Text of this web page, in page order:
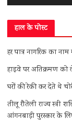
हाल के पोस्ट
हर पात्र नागरिक का
हाइवे पर अतिक्रमण
घरों की रेकी कर देते थे
तीलू रौतेली राज्य स्त्री
आंगनबाड़ी पुरस्कार के